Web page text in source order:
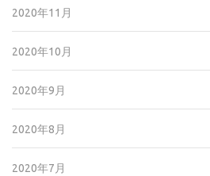
2020年11月
2020年10月
2020年9月
2020年8月
2020年7月